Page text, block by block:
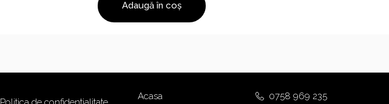
Adaugă în coș
Acasa 0758 969 235